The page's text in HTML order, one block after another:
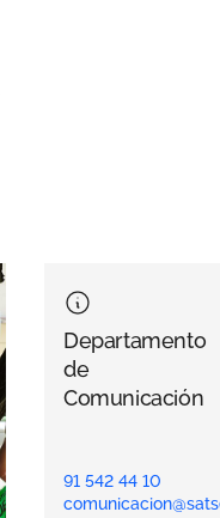
Departamento
de
Comunicación
91 542 44 10